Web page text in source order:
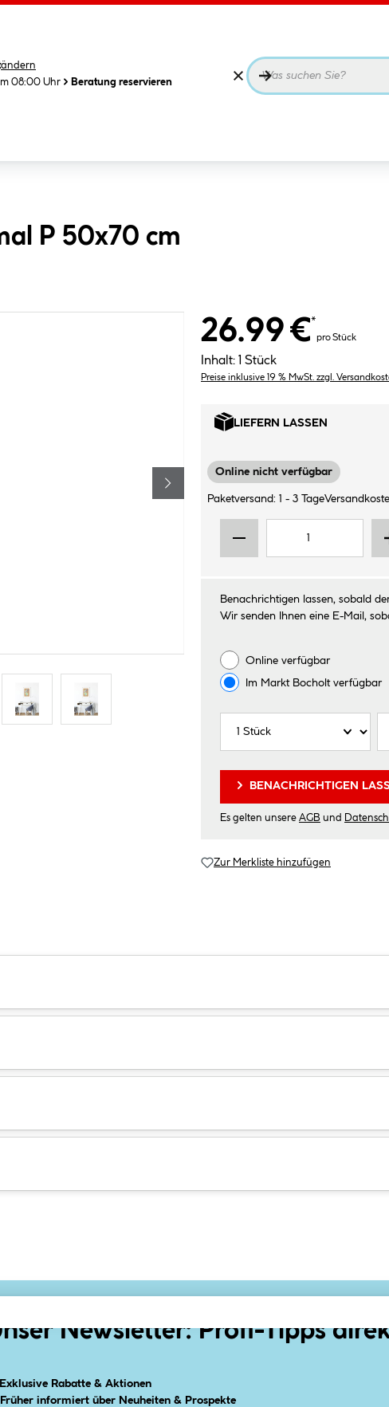
ändern
08:00 Uhr
Beratung reservieren
P 50x70 cm
26.99 €*
pro Stück
Inhalt: 1 Stück
Preise inklusive 19 % MwSt. zzgl.
LIEFERN LASSEN
Online nicht verfügbar
Paketversand: 1 - 3 Tage
Benachrichtigen lassen, sobald
Wir senden Ihnen eine E-Mail,
Online verfügbar
Im Markt Bocholtverfügbar
BENACHRICHTIGEN
Es gelten unsere AGB und
Zur Merkliste hinzufügen
Newsletter: Profi-Tipps
Exklusive Rabatte & Aktionen
Früher informiert über Neuheiten & Prospekte